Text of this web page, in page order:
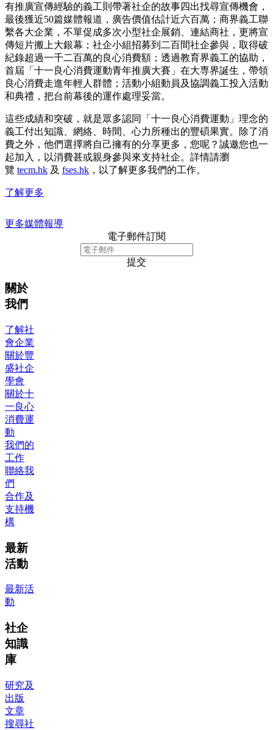
有推廣宣傳經驗的義工則帶著社企的故事四出找尋宣傳機會，
最後獲近50篇媒體報道，廣告價值估計近六百萬；商界義工聯
繫各大企業，不單促成多次小型社企展銷、連結商社，更將宣
傳短片搬上大銀幕；社企小組招募到二百間社企參與，取得破
紀錄超過一千二百萬的良心消費額；透過教育界義工的協助，
首屆「十一良心消費運動青年推廣大賽」在大専界誕生，帶領
良心消費走進年輕人群體；活動小組動員及協調義工投入活動
和典禮，把台前幕後的運作處理妥當。
這些成績和突破，就是眾多認同「十一良心消費運動」理念的
義工付出知識、網絡、時間、心力所種出的豐碩果實。除了消
費之外，他們選擇將自己擁有的分享更多，您呢？誠邀您也一
起加入，以消費甚或親身參與來支持社企。詳情請瀏
覽 tecm.hk 及 fses.hk ，以了解更多我們的工作。
了解更多
更多媒體報導
電子郵件訂閱
提交
關於
我們
了解社
會企業
關於豐
盛社企
學會
關於十
一良心
消費運
動
我們的
工作
聯絡我
們
合作及
支持機
構
最新
活動
最新活
動
社企
知識
庫
研究及
出版
文章
搜尋社